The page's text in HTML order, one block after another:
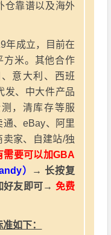
仓靠谱以及海外
年成立，目前在
方米。其他合作
意大利、西班
发、中大件产品
，清库存等服
、eBay、阿里
家、自建站/独
需要可以加GBA
）
→ 长按复
好友即可→ 免费
如下：